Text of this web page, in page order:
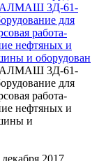
3Д-61-
для
работа-
нефтяных и
и оборудован
3Д-61-
для
работа-
нефтяных и
и
2017